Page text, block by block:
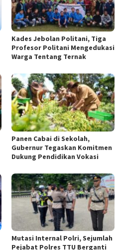
Kades Jebolan Politani, Tiga
Profesor Politani Mengedukasi
Warga Tentang Ternak
Panen Cabai di Sekolah,
Gubernur Tegaskan Komitmen
Dukung Pendidikan Vokasi
Mutasi Internal Polri, Sejumlah
Pejabat Polres TTU Berganti